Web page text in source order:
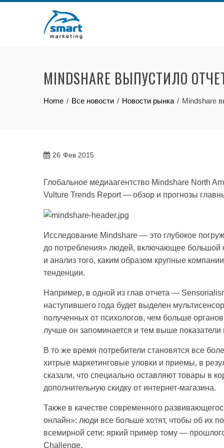
MINDSHARE ВЫПУСТИЛО
Home Все новости Новости рынка Mindshare
26 Фев 2015
Глобальное медиаагентство Mindshare North
Vulture Trends Report — обзор и прогнозы
Исследование Mindshare — это глубокое
до потребления» людей, включающее большой
и анализ того, каким образом крупные
тенденции.
Например, в одной из глав отчета —
наступившего года будет выделен
полученных от психологов, чем больше
лучше он запоминается и тем выше показатели
В то же время потребители становятся все
хитрые маркетинговые уловки и приемы, в
сказали, что специально оставляют товары в
дополнительную скидку от интернет-магазина.
Также в качестве современного
онлайн»: люди все больше хотят, чтобы об их
всемирной сети: яркий пример тому —
Challenge.